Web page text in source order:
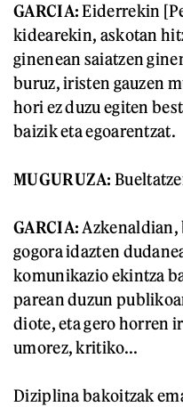
GARCIA:Eiderrekin
kidearekin, askotan
ginenean saiatzen
buruz, iristen gauzen
hori ez duzu egiten
baizik eta egoarentzat.
MUGURUZA:
GARCIA:
gogora idazten
komunikazio ekintza
parean duzun
diote, eta gero horren
umorez, kritiko...
Diziplina bakoitzak